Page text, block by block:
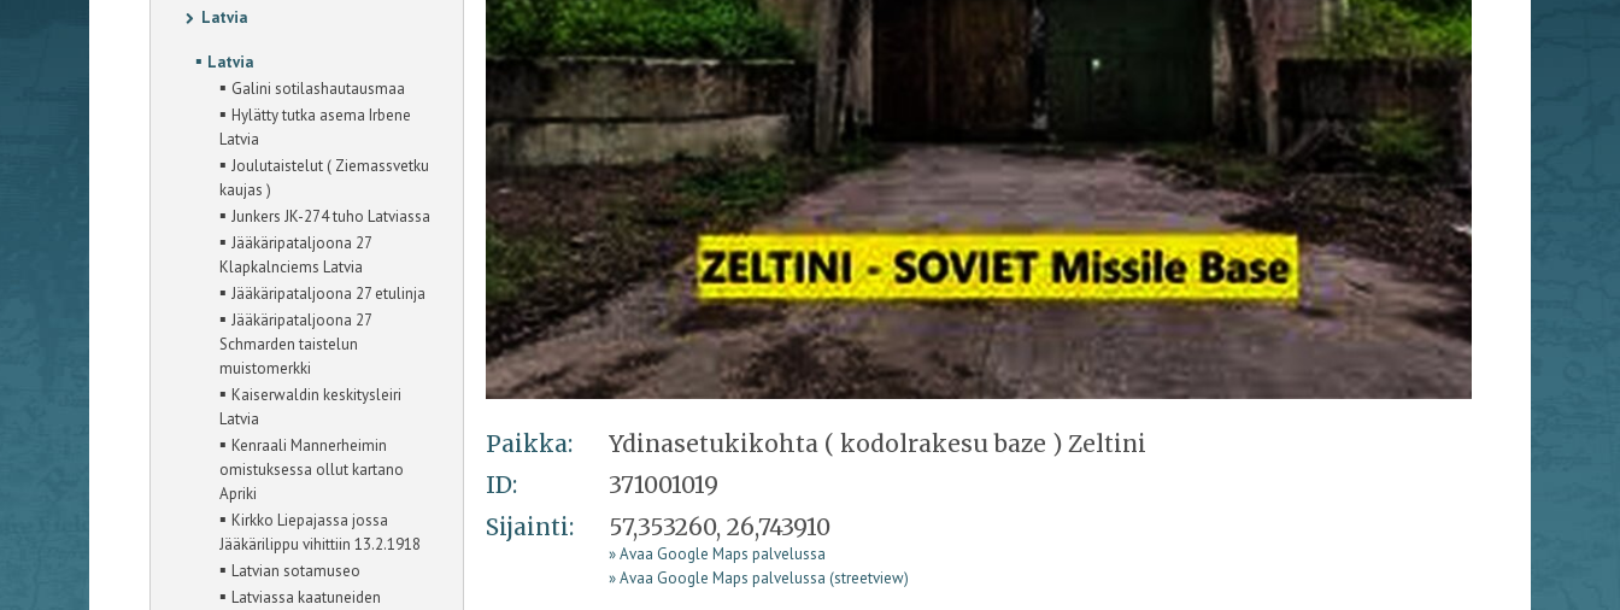
Latvia
▪ Latvia
▪ Galini sotilashautausmaa
▪ Hylätty tutka asema Irbene
Latvia
▪ Joulutaistelut ( Ziemassvetku
kaujas )
▪ Junkers JK-274 tuho Latviassa
▪ Jääkäripataljoona 27
Klapkalnciems Latvia
▪ Jääkäripataljoona 27 etulinja
▪ Jääkäripataljoona 27
Schmarden taistelun
muistomerkki
▪ Kaiserwaldin keskitysleiri
Latvia
▪ Kenraali Mannerheimin
omistuksessa ollut kartano
Apriki
▪ Kirkko Liepajassa jossa
Jääkärilippu vihittiin 13.2.1918
▪ Latvian sotamuseo
▪ Latviassa kaatuneiden
Paikka:
Ydinasetukikohta ( kodolrakesu baze ) Zeltini
ID:
371001019
Sijainti:
57,353260, 26,743910
» Avaa Google Maps palvelussa
» Avaa Google Maps palvelussa (streetview)